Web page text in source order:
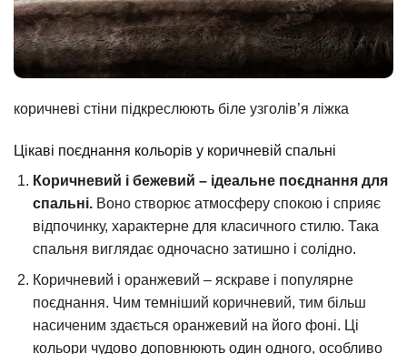
коричневі стіни підкреслюють біле узголів’я ліжка
Цікаві поєднання кольорів у коричневій спальні
Коричневий і бежевий – ідеальне поєднання для
спальні.Воно створює атмосферу спокою і сприяє
відпочинку, характерне для класичного стилю. Така
спальня виглядає одночасно затишно і солідно.
Коричневий і оранжевий – яскраве і популярне
поєднання. Чим темніший коричневий, тим більш
насиченим здається оранжевий на його фоні. Ці
кольори чудово доповнюють один одного, особливо